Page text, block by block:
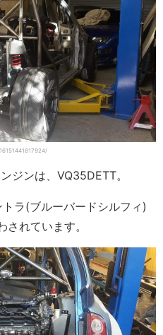
ジンは、VQ35DETT。
ラ(ブルーバードシルフィ)
れています。